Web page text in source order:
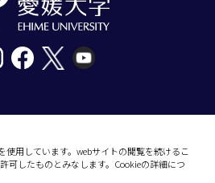
使用しています。webサイトの閲覧を続けるこ
可したものとみなします。Cookieの詳細につ
Ehime 790-